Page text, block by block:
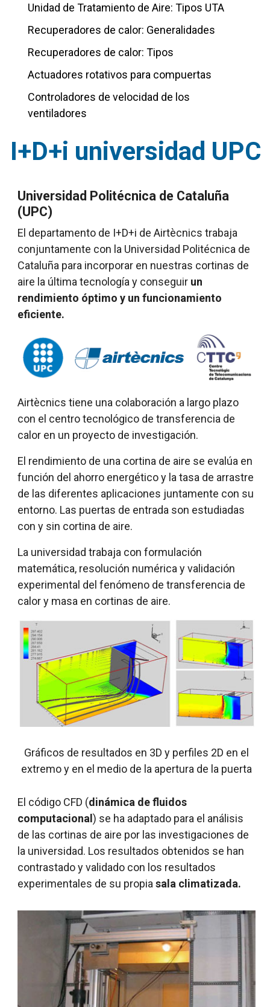
Unidad de Tratamiento de Aire: Tipos UTA
Recuperadores de calor: Generalidades
Recuperadores de calor: Tipos
Actuadores rotativos para compuertas
Controladores de velocidad de los
ventiladores
I+D+i universidad UPC
Universidad Politécnica de Cataluña
(UPC)
El departamento de I+D+i de Airtècnics trabaja
conjuntamente con la Universidad Politécnica de
Cataluña para incorporar en nuestras cortinas de
aire la última tecnología y conseguir un
rendimiento óptimo y un funcionamiento
eficiente.
Airtècnics tiene una colaboración a largo plazo
con el centro tecnológico de transferencia de
calor en un proyecto de investigación.
El rendimiento de una cortina de aire se evalúa en
función del ahorro energético y la tasa de arrastre
de las diferentes aplicaciones juntamente con su
entorno. Las puertas de entrada son estudiadas
con y sin cortina de aire.
La universidad trabaja con formulación
matemática, resolución numérica y validación
experimental del fenómeno de transferencia de
calor y masa en cortinas de aire.
Gráficos de resultados en 3D y perfiles 2D en el
extremo y en el medio de la apertura de la puerta
El código CFD (dinámica de fluidos
computacional ) se ha adaptado para el análisis
de las cortinas de aire por las investigaciones de
la universidad. Los resultados obtenidos se han
contrastado y validado con los resultados
experimentales de su propiasala climatizada.